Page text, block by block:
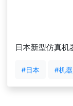
日本新型仿真
#日本 #机器